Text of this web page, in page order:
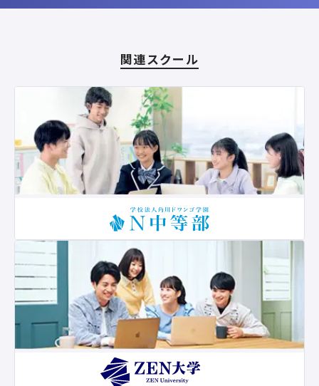
関連スクール